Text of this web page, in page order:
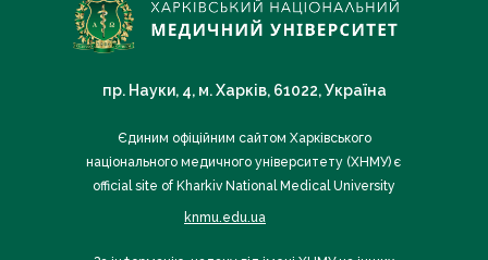
пр. Науки, 4, м. Харків, 61022, Україна
Єдиним офіційним сайтом Харківського
національного медичного університету (ХНМУ) є
official site of Kharkiv National Medical University
knmu.edu.ua